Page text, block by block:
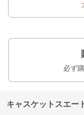
必ず
キャスケットスエー